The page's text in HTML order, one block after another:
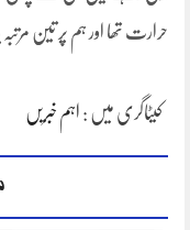
حرارت تھا اور ہم پر تین مرتبہ
کیٹاگری میں : اہم خبریں